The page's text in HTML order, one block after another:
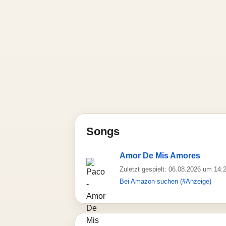
Songs
Amor De Mis Amores
Zuletzt gespielt: 06.08.2026 um
Bei Amazon suchen (#Anzeige)